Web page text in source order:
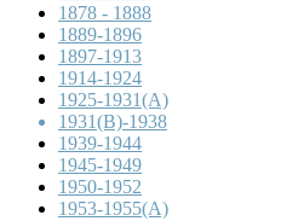
1878 - 1888
1889-1896
1897-1913
1914-1924
1925-1931(A)
1931(B)-1938
1939-1944
1945-1949
1950-1952
1953-1955(A)